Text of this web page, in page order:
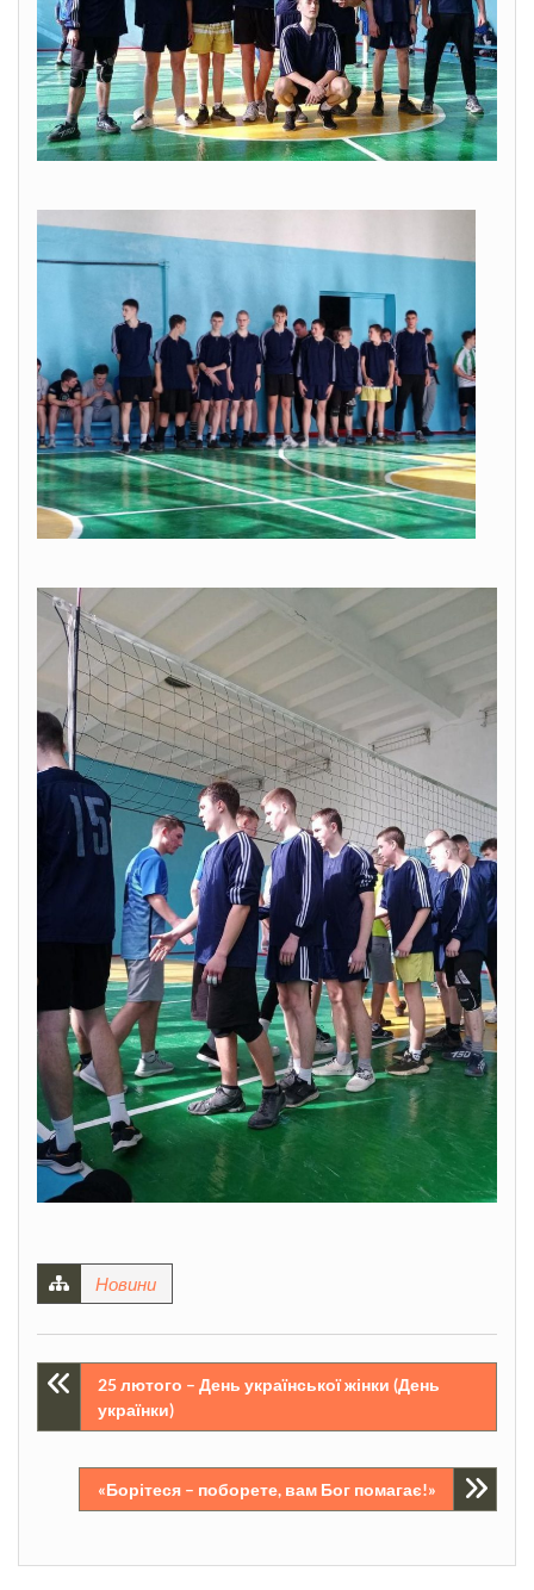
Новини
Навігація
записів
25 лютого – День української жінки (День
українки)
«Борітеся – поборете, вам Бог помагає!»